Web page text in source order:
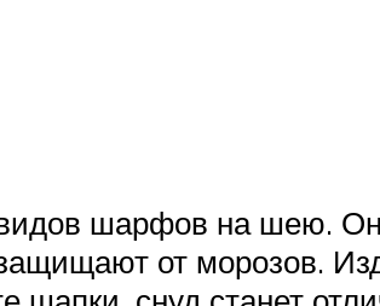
шарфов на шею. Он
от морозов.